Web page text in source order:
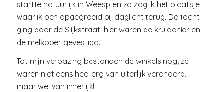
startte natuurlijk in Weesp en zo zag ik het plaatsje
waar ik ben opgegroeid bij daglicht terug. De tocht
ging door de Slijkstraat: hier waren de kruidenier en
de melkboer gevestigd.
Tot mijn verbazing bestonden de winkels nog, ze
waren niet eens heel erg van uiterlijk veranderd,
maar wel van innerlijk!!